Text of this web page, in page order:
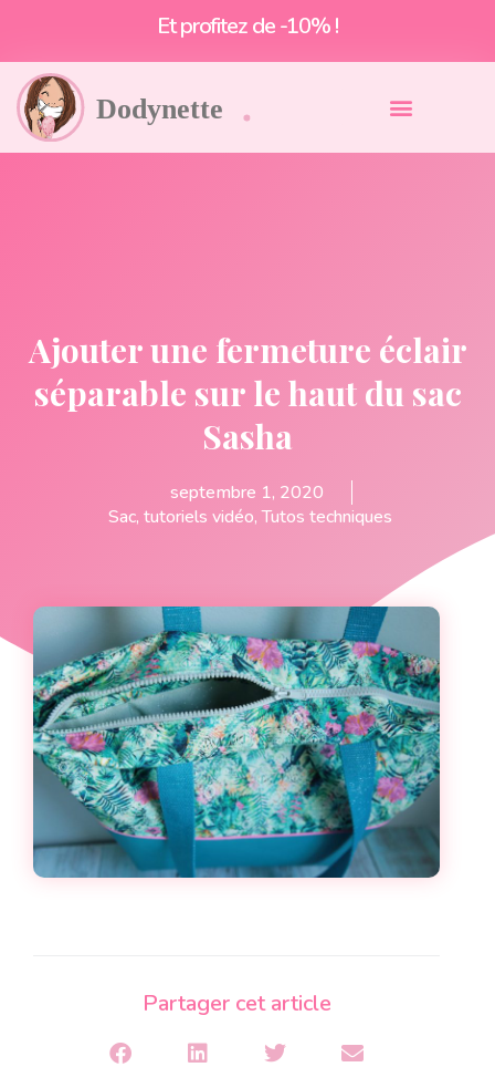
Et profitez de -10% !
Ajouter une fermeture éclair
séparable sur le haut du sac
Sasha
septembre 1, 2020
Sac, tutoriels vidéo,Tutos techniques
Partager cet article